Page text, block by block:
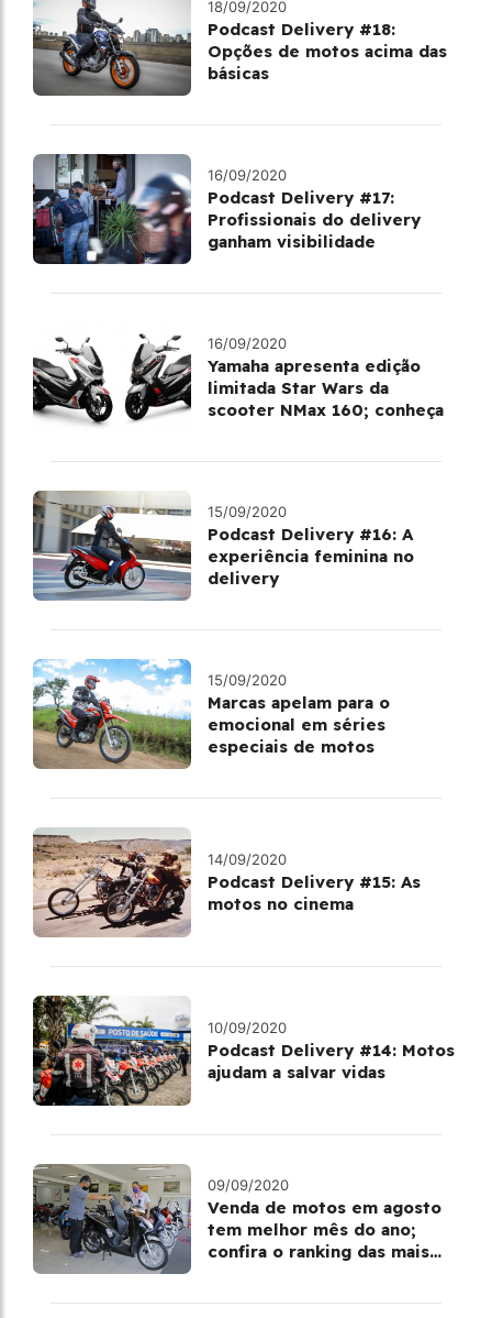
18/09/2020
Podcast Delivery #18:
Opções de motos acima das
básicas
16/09/2020
Podcast Delivery #17:
Profissionais do delivery
ganham visibilidade
16/09/2020
Yamaha apresenta edição
limitada Star Wars da
scooter NMax 160; conheça
15/09/2020
Podcast Delivery #16: A
experiência feminina no
delivery
15/09/2020
Marcas apelam para o
emocional em séries
especiais de motos
14/09/2020
Podcast Delivery #15: As
motos no cinema
10/09/2020
Podcast Delivery #14: Motos
ajudam a salvar vidas
09/09/2020
Venda de motos em agosto
tem melhor mês do ano;
confira o ranking das mais